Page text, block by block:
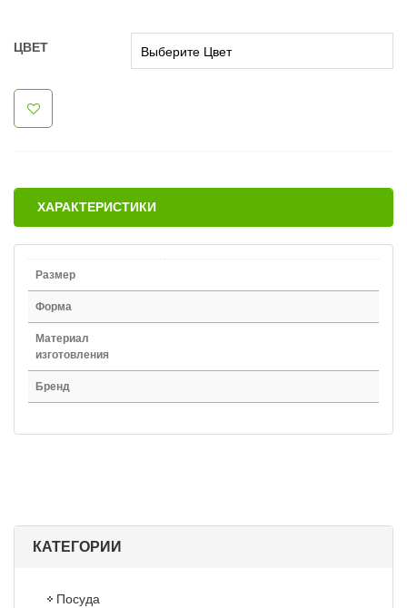
КАТЕГОРИИ
Посуда
ЦВЕТ
ХАРАКТЕРИСТИКИ
Размер
Форма
Материал
изготовления
Бренд